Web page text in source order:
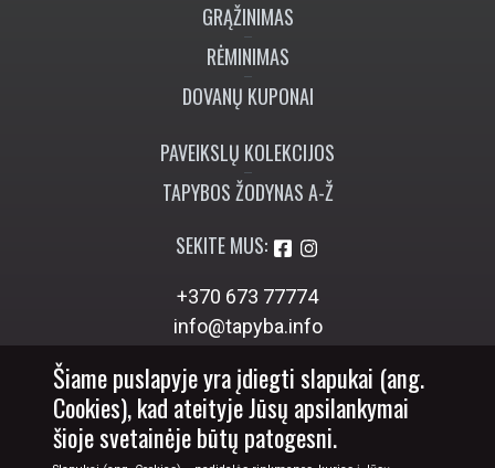
GRĄŽINIMAS
RĖMINIMAS
DOVANŲ KUPONAI
PAVEIKSLŲ KOLEKCIJOS
TAPYBOS ŽODYNAS A-Ž
SEKITE MUS:
+370 673 77774
info@tapyba.info
Šiame puslapyje yra įdiegti slapukai (ang.
Cookies), kad ateityje Jūsų apsilankymai
šioje svetainėje būtų patogesni.